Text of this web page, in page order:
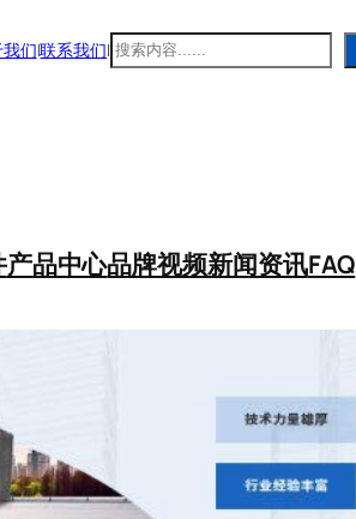
们|联系我们| 搜
产品中心品牌视频新闻资讯FAQ